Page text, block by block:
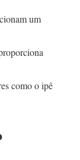
um
como o ipê